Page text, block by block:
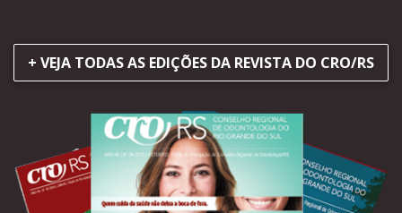
+ VEJA TODAS AS EDIÇÕES DA REVISTA DO CRO/RS